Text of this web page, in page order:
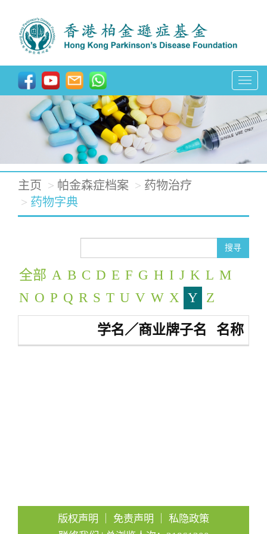
T
g
l
a
v
i
t
主页 帕金森症档案
药物治疗
药物字典
搜寻
全部 A B C D E F G H I J K L M
N O P Q R S T U V W X Y Z
学名／商业牌子名 名称
版权声明 免责声明
私隐政策